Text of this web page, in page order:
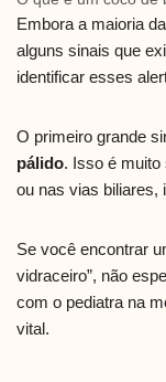
Embora a maioria
alguns sinais que
identificar esses
O primeiro grande
pálido. Isso é muito
ou nas vias biliares,
Se você encontrar
vidraceiro”, não
com o pediatra na
vital.